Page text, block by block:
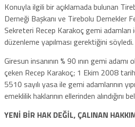
Konuyla ilgili bir açıklamada bulunan
Derneği Başkanı ve Tirebolu Dernekler
Sekreteri Recep Karakoç gemi adamları
düzenleme yapılması gerektiğini söyledi.
Giresun insanının % 90 ının gemi adamı
çeken Recep Karakoç; 1 Ekim 2008
5510 sayılı yasa ile gemi adamlarının
emeklilik haklarının ellerinden alındığını
YENİ BİR HAK DEĞİL, ÇALINAN